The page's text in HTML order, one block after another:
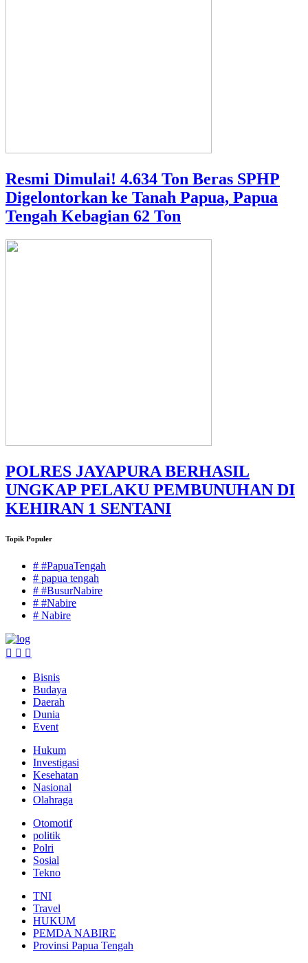
Resmi Dimulai! 4.634 Ton Beras SPHP
Digelontorkan ke Tanah Papua, Papua
Tengah Kebagian 62 Ton
POLRES JAYAPURA BERHASIL
UNGKAP PELAKU PEMBUNUHAN DI
KEHIRAN 1 SENTANI
Topik Populer
# #PapuaTengah
# papua tengah
# #BusurNabire
# #Nabire
# Nabire
Bisnis
Budaya
Daerah
Dunia
Event
Hukum
Investigasi
Kesehatan
Nasional
Olahraga
Otomotif
politik
Polri
Sosial
Tekno
TNI
Travel
HUKUM
PEMDA NABIRE
Provinsi Papua Tengah